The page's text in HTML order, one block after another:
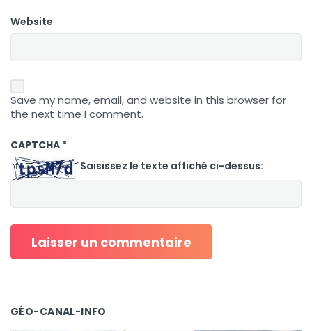
Website
Save my name, email, and website in this browser for
the next time I comment.
CAPTCHA *
Saisissez le texte affiché ci-dessus:
GÉO-CANAL-INFO